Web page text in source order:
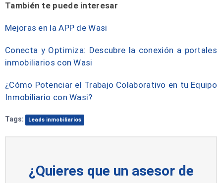
También te puede interesar
Mejoras en la APP de Wasi
Conecta y Optimiza: Descubre la conexión a portales
inmobiliarios con Wasi
¿Cómo Potenciar el Trabajo Colaborativo en tu Equipo
Inmobiliario con Wasi?
Tags: Leads inmobiliarios
¿Quieres que un asesor de